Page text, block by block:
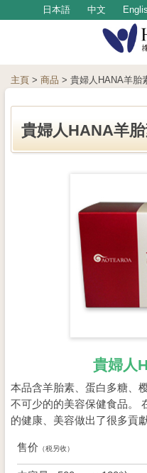
日本語 中文
主頁 >商品 >貴婦人HANA羊胎
貴婦人HANA羊
貴婦人
本品含羊胎素、蛋白多糖、
不可少的的美容保健食品。
的健康、美容做出了很多貢
售价 （税另收）